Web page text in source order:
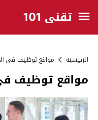
تقني 101
الرئيسية مواقع توظيف في
مواقع توظيف في